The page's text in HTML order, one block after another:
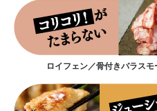
ロイフェン／骨付きバラスモ